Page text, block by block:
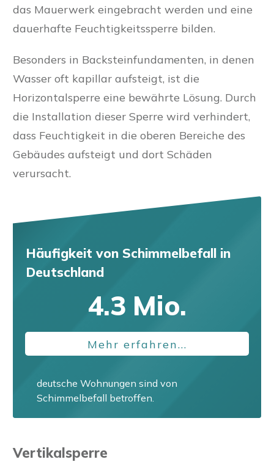
das Mauerwerk eingebracht werden und eine
dauerhafte Feuchtigkeitssperre bilden.
Besonders in Backsteinfundamenten, in denen
Wasser oft kapillar aufsteigt, ist die
Horizontalsperre eine bewährte Lösung. Durch
die Installation dieser Sperre wird verhindert,
dass Feuchtigkeit in die oberen Bereiche des
Gebäudes aufsteigt und dort Schäden
verursacht.
Häufigkeit von Schimmelbefall in
Deutschland
4.3 Mio.
Mehr erfahren...
deutsche Wohnungen sind von
Schimmelbefall betroffen.
Vertikalsperre